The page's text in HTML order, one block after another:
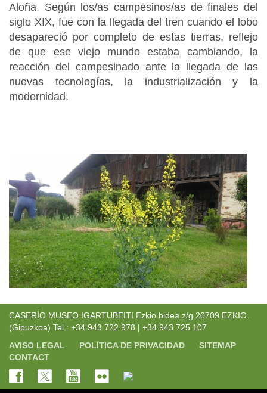
Aloña. Según los/as campesinos/as de finales del
siglo XIX, fue con la llegada del tren cuando el lobo
desapareció por completo de estas tierras, reflejo
de que ese viejo mundo estaba cambiando, la
reacción del campesinado ante la llegada de las
nuevas tecnologías, la industrialización y la
modernidad.
CASERÍO MUSEO IGARTUBEITI Ezkio bidea z/g 20709 EZKIO.
(Gipuzkoa) Tel.: +34 943 722 978 | +34 943 725 107
AVISO LEGAL
POLÍTICA DE PRIVACIDAD
SITEMAP
CONTACT